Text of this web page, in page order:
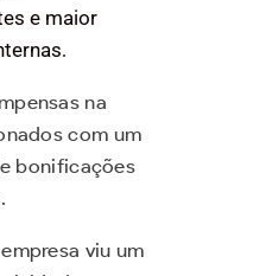
e maior
.
na
com um
bonificações
viu um